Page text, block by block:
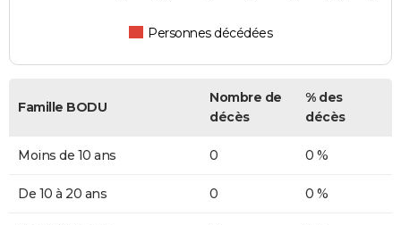
Personnes décédées
Famille BODU
Nombre de
décès
% des
décès
Moins de 10 ans 0 0 %
De 10 à 20 ans 0 0 %